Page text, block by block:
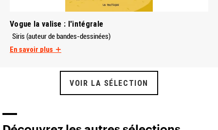
Vogue la valise : l'intégrale
Siris (auteur de bandes-dessinées)
En savoir plus
VOIR LA SÉLECTION